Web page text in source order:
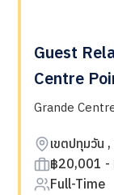
Guest
Centre
Grande
เขตปทุมวัน
฿20,001 -
Full-Time